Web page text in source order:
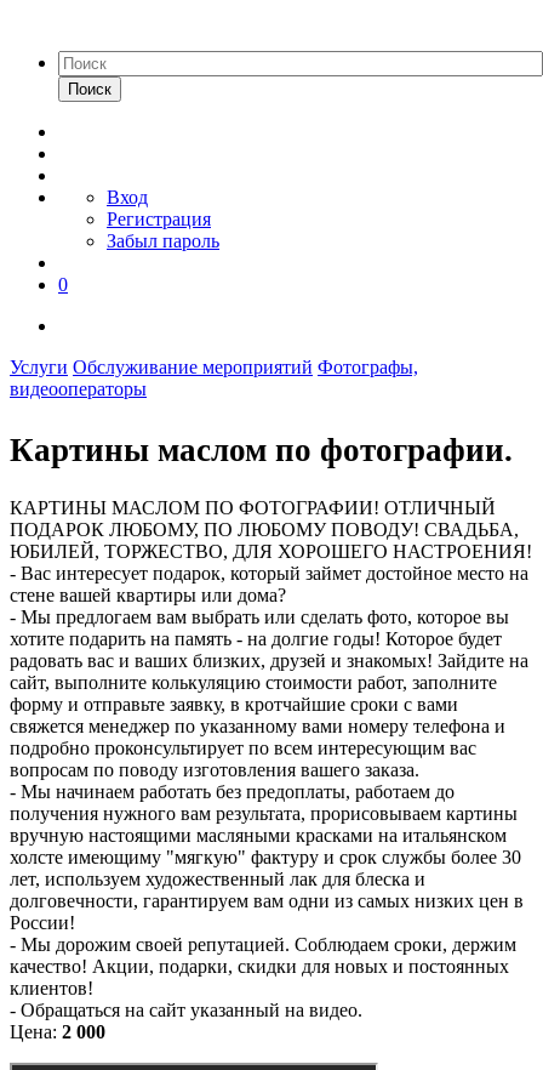
Поиск
Вход
Регистрация
Забыл пароль
0
Услуги Обслуживание мероприятий Фотографы,
видеооператоры
Картины маслом по фотографии.
КАРТИНЫ МАСЛОМ ПО ФОТОГРАФИИ! ОТЛИЧНЫЙ
ПОДАРОК ЛЮБОМУ, ПО ЛЮБОМУ ПОВОДУ! CВАДЬБА,
ЮБИЛЕЙ, ТОРЖЕСТВО, ДЛЯ ХОРОШЕГО НАСТРОЕНИЯ!
- Вас интересует подарок, который займет достойное место на
стене вашей квартиры или дома?
- Мы предлогаем вам выбрать или сделать фото, которое вы
хотите подарить на память - на долгие годы! Которое будет
радовать вас и ваших близких, друзей и знакомых! Зайдите на
сайт, выполните колькуляцию стоимости работ, заполните
форму и отправьте заявку, в кротчайшие сроки с вами
свяжется менеджер по указанному вами номеру телефона и
подробно проконсультирует по всем интересующим вас
вопросам по поводу изготовления вашего заказа.
- Мы начинаем работать без предоплаты, работаем до
получения нужного вам результата, прорисовываем картины
вручную настоящими масляными красками на итальянском
холсте имеющиму "мягкую" фактуру и срок службы более 30
лет, используем художественный лак для блеска и
долговечности, гарантируем вам одни из самых низких цен в
России!
- Мы дорожим своей репутацией. Соблюдаем сроки, держим
качество! Акции, подарки, скидки для новых и постоянных
клиентов!
- Обращаться на сайт указанный на видео.
Цена: 2 000